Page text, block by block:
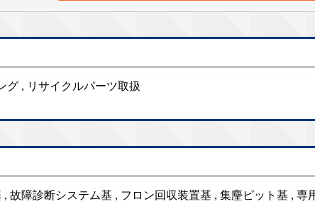
グ , リサイクルパーツ取扱
故障診断システム基 , フロン回収装置基 , 集麈ピット基 , 専